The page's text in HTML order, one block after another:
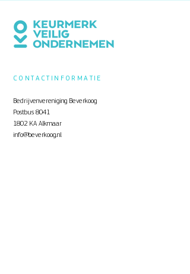
CONTACTINFORMATIE
Bedrijvenvereniging Beverkoog
Postbus 8041
1802 KA Alkmaar
info@beverkoog.nl